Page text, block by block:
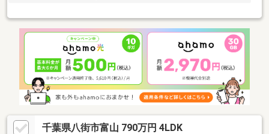
千葉県八街市富山 790万円 4LDK